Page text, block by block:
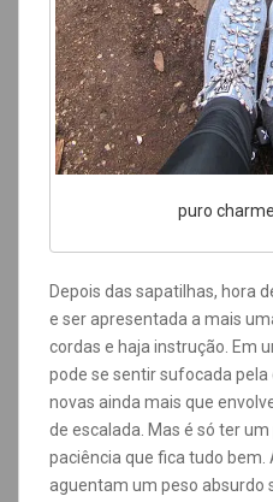
puro
Depois das sapatilhas, hora
e ser apresentada a mais
cordas e haja instrução. Em
pode se sentir sufocada
novas ainda mais que
de escalada. Mas é só ter
paciência que fica tudo bem.
aguentam um peso absurdo